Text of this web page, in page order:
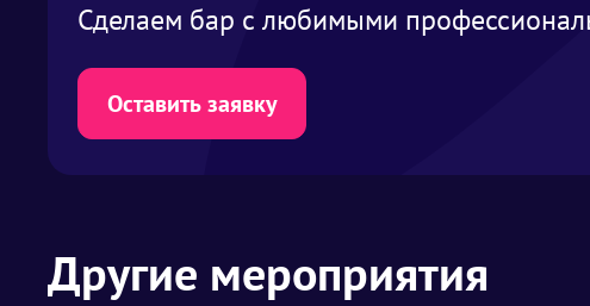
Сделаем бар с любимыми
Оставить заявку
Другие мероприятия